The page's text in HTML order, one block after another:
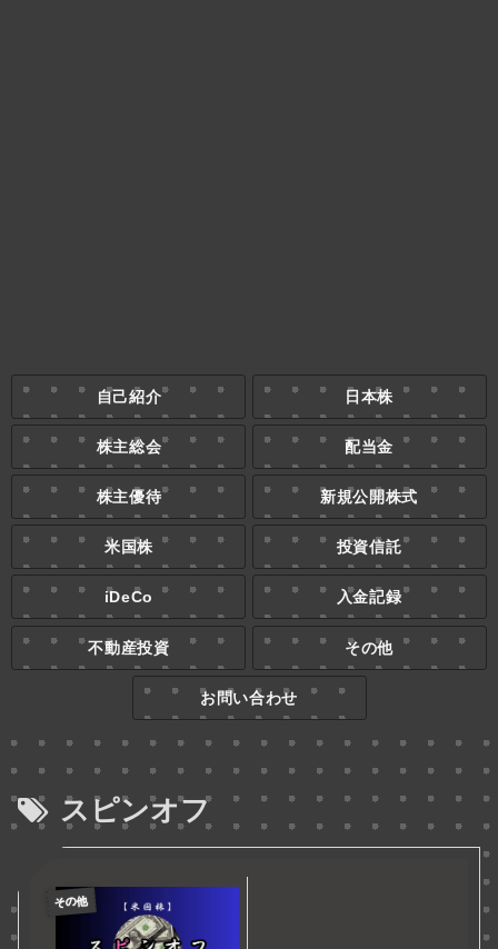
自己紹介 日本株
株主総会 配当金
株主優待 新規公開株式
米国株 投資信託
iDeCo 入金記録
不動産投資 その他
お問い合わせ
スピンオフ
その他